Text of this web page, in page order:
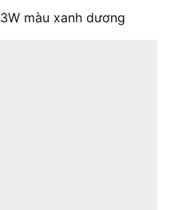
3W màu xanh dương